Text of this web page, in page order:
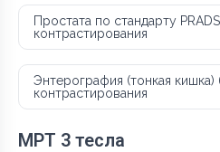
Простата по стандарту
контрастирования
Энтерография (тонкая кишка)
контрастирования
МРТ 3 тесла